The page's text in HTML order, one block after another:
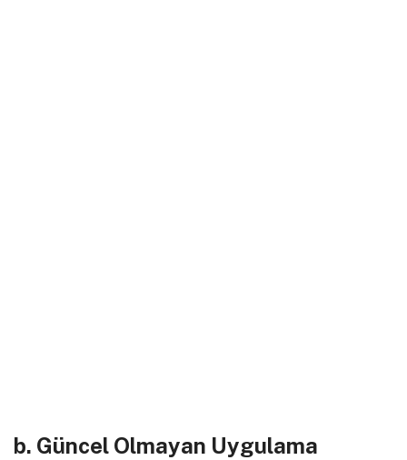
b. Güncel Olmayan Uygulama